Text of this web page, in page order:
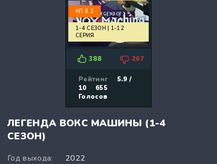
КП 8.3
1-4 СЕЗОН | 1-12
СЕРИЯ
388 267
Рейтинг
5.9 /
10
655
Голосов
ЛЕГЕНДА ВОКС МАШИНЫ (1-4
СЕЗОН)
Год выхода:
2022